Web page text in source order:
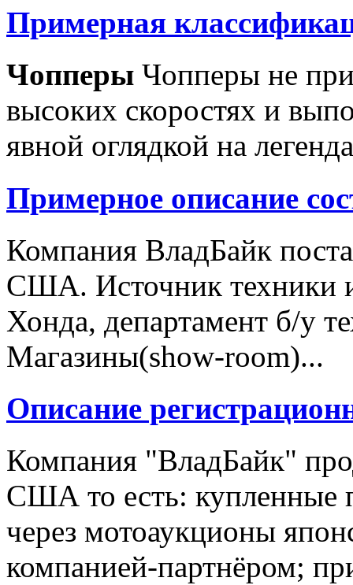
Примерная
Чопперы Чопперы не
высоких скоростях и
явной оглядкой на
Примерное описание
Компания ВладБайк
США. Источник техники
Хонда, департамент б/у
Магазины(show-room)...
Описание
Компания "ВладБайк"
США то есть: купленные
через мотоаукционы
компанией-партнёром;